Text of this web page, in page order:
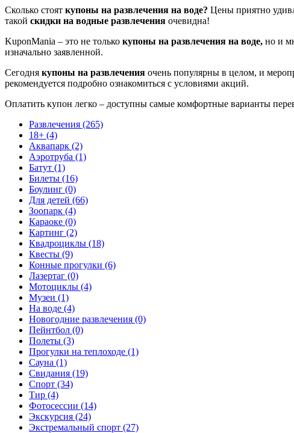
Сколько стоят купоны на развлечения на воде? Цены приятно
такой скидки на водные развлечения очевидна!
KuponMania – это не только купоны на развлечения на воде, но и
изначально заявленной.
Сегодня купоны на развлечения очень популярны в целом, и
рекомендуется подробно ознакомиться с условиями акций.
Оплатить купон легко – доступны самые комфортные варианты
Развлечения (265)
18+ (4)
Аквапарк (2)
Аэротруба (1)
Батут (1)
Билеты (16)
Боулинг (0)
Для детей (66)
Зоопарк (4)
Караоке (0)
Картинг (2)
Квадроциклы (18)
Квесты (9)
Конные прогулки (6)
Лазертаг (0)
Мотоциклы (4)
Музеи (1)
На воде (4)
Новогодние развлечения (0)
Пейнтбол (0)
Полеты (3)
Прогулки на теплоходе (1)
Сауна (1)
Свидания (19)
Спорт (34)
Тир (4)
Фотосессии (14)
Экскурсия (24)
Экстремальный спорт (27)